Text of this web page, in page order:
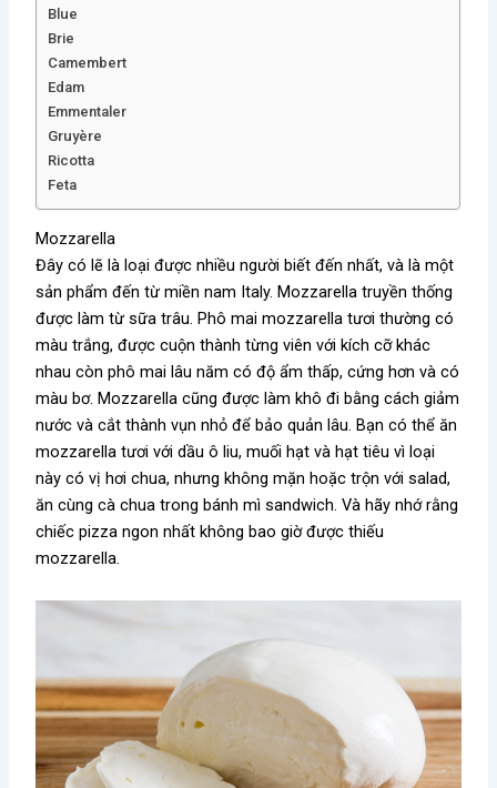
Blue
Brie
Camembert
Edam
Emmentaler
Gruyère
Ricotta
Feta
Mozzarella
Đây có lẽ là loại được nhiều người biết đến nhất, và là một
sản phẩm đến từ miền nam Italy. Mozzarella truyền thống
được làm từ sữa trâu. Phô mai mozzarella tươi thường có
màu trắng, được cuộn thành từng viên với kích cỡ khác
nhau còn phô mai lâu năm có độ ẩm thấp, cứng hơn và có
màu bơ. Mozzarella cũng được làm khô đi bằng cách giảm
nước và cắt thành vụn nhỏ để bảo quản lâu. Bạn có thể ăn
mozzarella tươi với dầu ô liu, muối hạt và hạt tiêu vì loại
này có vị hơi chua, nhưng không mặn hoặc trộn với salad,
ăn cùng cà chua trong bánh mì sandwich. Và hãy nhớ rằng
chiếc pizza ngon nhất không bao giờ được thiếu
mozzarella.